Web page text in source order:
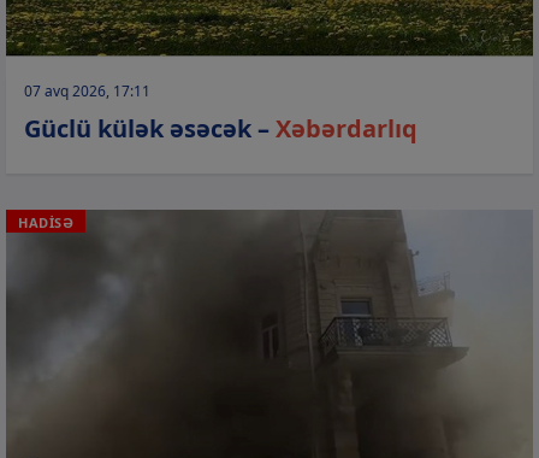
07 avq 2026, 17:11
Güclü külək əsəcək –Xəbərdarlıq
HADİSƏ